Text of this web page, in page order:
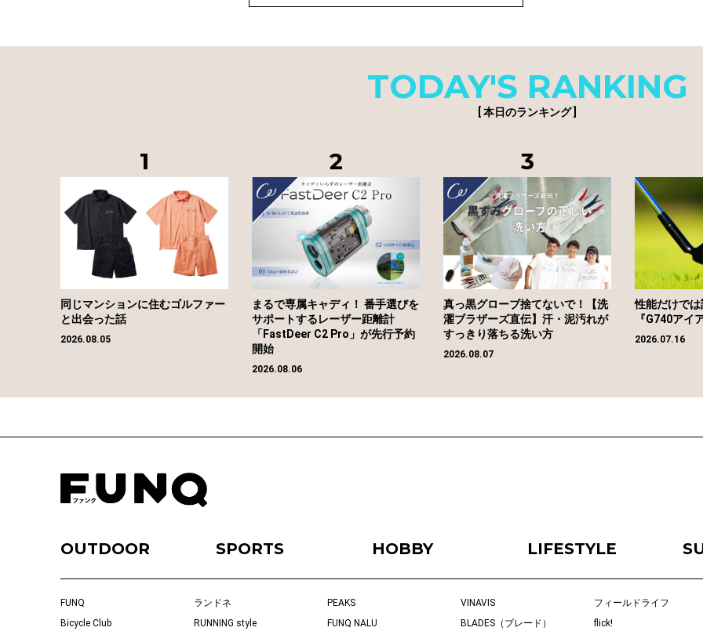
TODAY'S RANKING
[ 本日のランキング ]
同じマンションに住むゴルファー
と出会った話
2026.08.05
まるで専属キャディ！ 番手選びを
サポートするレーザー距離計
「FastDeer C2 Pro」が先行予約
開始
2026.08.06
真っ黒グローブ捨てないで！【洗
濯ブラザーズ直伝】汗・泥汚れが
すっきり落ちる洗い方
2026.08.07
性能だけで
『G740アイ
2026.07.16
OUTDOOR SPORTS HOBBY LIFESTYLE
FUNQ ランドネ PEAKS VINAVIS
フィールドライフ
Bicycle Club
RUNNING style FUNQ NALU BLADES（ブレード） flick!